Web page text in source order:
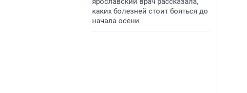
каких болезней стоит бояться до
начала осени